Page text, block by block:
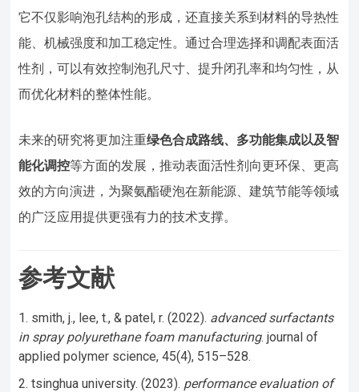
它不仅影响泡孔结构的形成，还直接关系到材料的导热性
能、机械强度和加工稳定性。通过合理选择和调配表面活
性剂，可以有效控制泡孔尺寸、提升闭孔率和均匀性，从
而优化材料的整体性能。
未来的研究将更加注重绿色合成路线、多功能集成以及智
能化调控等方面的发展，推动表面活性剂向更环保、更高
效的方向演进，为聚氨酯硬泡在新能源、建筑节能等领域
的广泛应用提供更强有力的技术支撑。
参考文献
smith, j., lee, t., & patel, r. (2022). advanced surfactants
in spray polyurethane foam manufacturing. journal of
applied polymer science, 45(4), 515–528.
tsinghua university. (2023). performance evaluation of